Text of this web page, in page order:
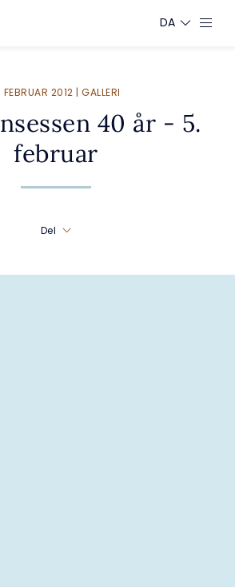
DA
2012 | GALLERI
40 år - 5.
februar
Del